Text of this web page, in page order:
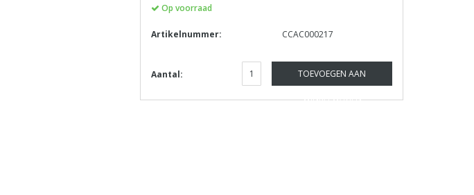
Op voorraad
Artikelnummer: CCAC000217
Aantal: TOEVOEGEN AAN
WINKELWAGEN